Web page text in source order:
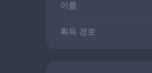
이름
획득 경로